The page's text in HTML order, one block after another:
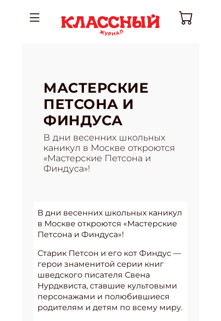
МАСТЕРСКИЕ
ПЕТСОНА И
ФИНДУСА
В дни весенних школьных
каникул в Москве откроются
«Мастерские Петсона и
Финдуса»!
В дни весенних школьных каникул
в Москве откроются «Мастерские
Петсона и Финдуса»!
Старик Петсон и его кот Финдус —
герои знаменитой серии книг
шведского писателя Свена
Нурдквиста, ставшие культовыми
персонажами и полюбившиеся
родителям и детям по всему миру.